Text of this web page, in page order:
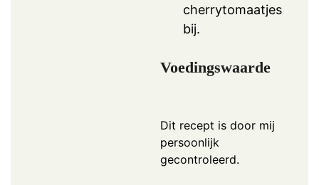
cherrytomaatjes
bij.
Voedingswaarde
Dit recept is door mij
persoonlijk
gecontroleerd.